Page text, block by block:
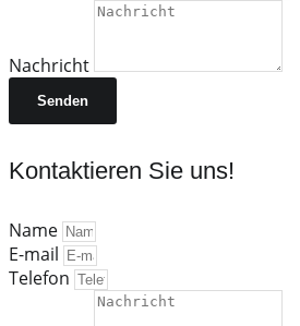
Nachricht
Senden
Kontaktieren Sie uns!
Name
E-mail
Telefon